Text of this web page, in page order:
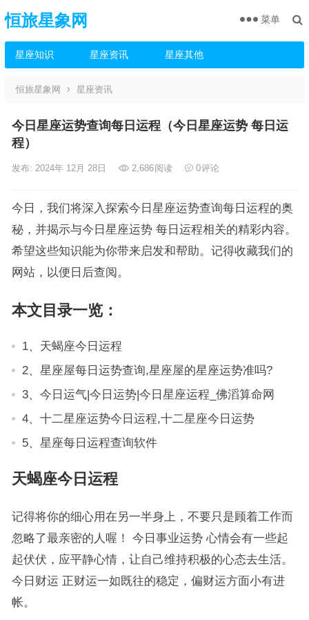
恒旅星象网
星座知识 星座资讯 星座其他
菜单
恒旅星象网 星座资讯
今日星座运势查询每日运程（今日星座运势 每日运
程）
发布: 2024年 12月 28日 2,686阅读 0评论
今日，我们将深入探索今日星座运势查询每日运程的奥
秘，并揭示与今日星座运势 每日运程相关的精彩内容。
希望这些知识能为你带来启发和帮助。记得收藏我们的
网站，以便日后查阅。
本文目录一览：
1、天蝎座今日运程
2、星座屋每日运势查询,星座屋的星座运势准吗?
3、今日运气|今日运势|今日星座运程_佛滔算命网
4、十二星座运势今日运程,十二星座今日运势
5、星座每日运程查询软件
天蝎座今日运程
记得将你的细心用在另一半身上，不要只是顾着工作而
忽略了最亲密的人喔！ 今日事业运势 心情会有一些起
起伏伏，应平静心情，让自己维持积极的心态去生活。
今日财运 正财运一如既往的稳定，偏财运方面小有进
帐。